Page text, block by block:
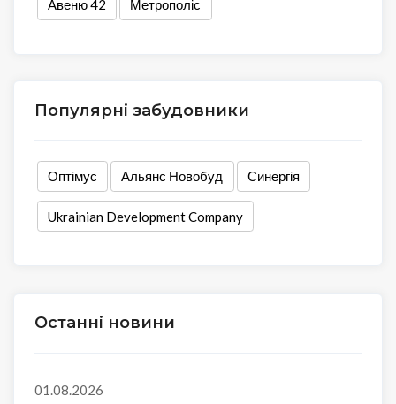
Авеню 42 Метрополіс
Популярні забудовники
Оптімус Альянс Новобуд Синергія
Ukrainian Development Company
Останні новини
01.08.2026